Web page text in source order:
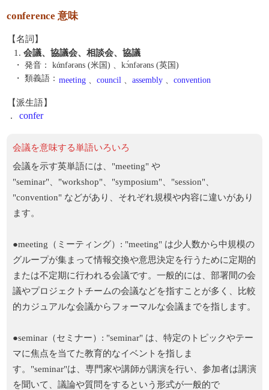
conference 意味
【名詞】
1. 会議、協議会、相談会、協議
・ 発音：
kάnfərəns (米国) 、kɔ́nfərəns (英国)
・ 類義語： meeting 、 council 、 assembly 、 convention
【派生語】
. confer
会議を意味する単語いろいろ
会議を示す英単語には、"meeting" や
"seminar"、"workshop"、"symposium"、"session"、
"convention" などがあり、それぞれ規模や内容に違いがあり
ます。
●meeting（ミーティング）: "meeting" は少人数から中規模の
グループが集まって情報交換や意思決定を行うために定期的
または不定期に行われる会議です。一般的には、部署間の会
議やプロジェクトチームの会議などを指すことが多く、比較
的カジュアルな会議からフォーマルな会議までを指します。
●seminar（セミナー）: "seminar" は、特定のトピックやテー
マに焦点を当てた教育的なイベントを指しま
す。"seminar"は、専門家や講師が講演を行い、参加者は講演
を聞いて、議論や質問をするという形式が一般的で